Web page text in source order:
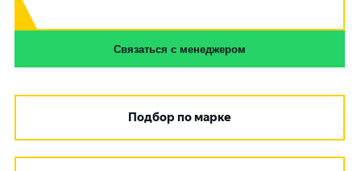
Связаться с менеджером
Подбор по марке